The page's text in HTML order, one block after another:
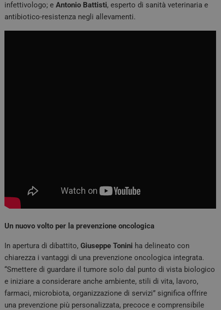
infettivologo; eAntonio Battisti, esperto di sanità veterinaria e
antibiotico-resistenza negli allevamenti.
Un nuovo volto per la prevenzione oncologica
In apertura di dibattito,Giuseppe Tonini ha delineato con
chiarezza i vantaggi di una prevenzione oncologica integrata.
“Smettere di guardare il tumore solo dal punto di vista biologico
e iniziare a considerare anche ambiente, stili di vita, lavoro,
farmaci, microbiota, organizzazione di servizi” significa offrire
una prevenzione più personalizzata, precoce e comprensibile